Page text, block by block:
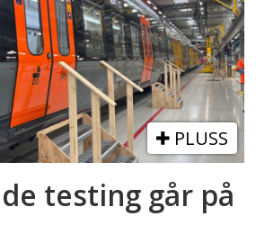
PLUSS
testing går på